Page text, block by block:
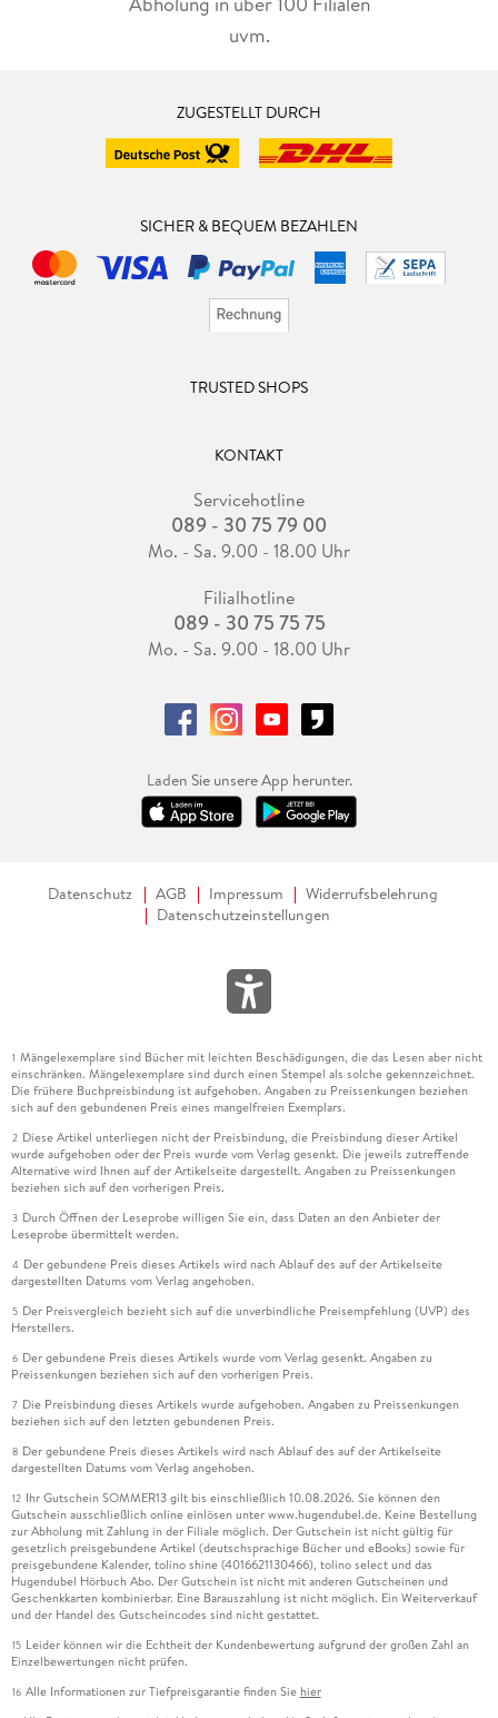
uvm.
ZUGESTELLT DURCH
SICHER & BEQUEM BEZAHLEN
TRUSTED SHOPS
KONTAKT
Servicehotline
089 - 30 75 79 00
Mo. - Sa. 9.00 - 18.00 Uhr
Filialhotline
089 - 30 75 75 75
Mo. - Sa. 9.00 - 18.00 Uhr
Laden Sie unsere App herunter.
Datenschutz AGB Impressum
Widerrufsbelehrung
Datenschutzeinstellungen
1 Mängelexemplare sind Bücher mit leichten Beschädigungen, die das Lesen aber nicht
einschränken. Mängelexemplare sind durch einen Stempel als solche gekennzeichnet.
Die frühere Buchpreisbindung ist aufgehoben. Angaben zu Preissenkungen beziehen
sich auf den gebundenen Preis eines mangelfreien Exemplars.
2 Diese Artikel unterliegen nicht der Preisbindung, die Preisbindung dieser Artikel
wurde aufgehoben oder der Preis wurde vom Verlag gesenkt. Die jeweils zutreffende
Alternative wird Ihnen auf der Artikelseite dargestellt. Angaben zu Preissenkungen
beziehen sich auf den vorherigen Preis.
3 Durch Öffnen der Leseprobe willigen Sie ein, dass Daten an den Anbieter der
Leseprobe übermittelt werden.
4 Der gebundene Preis dieses Artikels wird nach Ablauf des auf der Artikelseite
dargestellten Datums vom Verlag angehoben.
5 Der Preisvergleich bezieht sich auf die unverbindliche Preisempfehlung (UVP) des
Herstellers.
6 Der gebundene Preis dieses Artikels wurde vom Verlag gesenkt. Angaben zu
Preissenkungen beziehen sich auf den vorherigen Preis.
7 Die Preisbindung dieses Artikels wurde aufgehoben. Angaben zu Preissenkungen
beziehen sich auf den letzten gebundenen Preis.
8 Der gebundene Preis dieses Artikels wird nach Ablauf des auf der Artikelseite
dargestellten Datums vom Verlag angehoben.
12 Ihr Gutschein SOMMER13 gilt bis einschließlich 10.08.2026. Sie können den
Gutschein ausschließlich online einlösen unter www.hugendubel.de. Keine Bestellung
zur Abholung mit Zahlung in der Filiale möglich. Der Gutschein ist nicht gültig für
gesetzlich preisgebundene Artikel (deutschsprachige Bücher und eBooks) sowie für
preisgebundene Kalender, tolino shine (4016621130466), tolino select und das
Hugendubel Hörbuch Abo. Der Gutschein ist nicht mit anderen Gutscheinen und
Geschenkkarten kombinierbar. Eine Barauszahlung ist nicht möglich. Ein Weiterverkauf
und der Handel des Gutscheincodes sind nicht gestattet.
15 Leider können wir die Echtheit der Kundenbewertung aufgrund der großen Zahl an
Einzelbewertungen nicht prüfen.
16 Alle Informationen zur Tiefpreisgarantie finden Sie hier